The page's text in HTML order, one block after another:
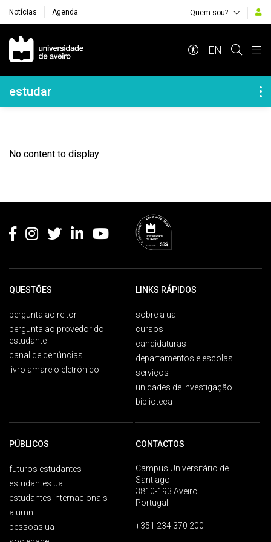
Notícias Agenda Quem sou?
Navegação Principal
EN
Navegação Lateral
estudar
No content to display
QUESTÕES
pergunta ao reitor
pergunta ao provedor do
estudante
canal de denúncias
livro amarelo eletrónico
LINKS RÁPIDOS
sobre a ua
cursos
candidaturas
departamentos e escolas
serviços
unidades de investigação
biblioteca
PÚBLICOS
futuros estudantes
estudantes ua
estudantes internacionais
alumni
pessoas ua
CONTACTOS
Campus Universitário de
Santiago
3810-193 Aveiro
Portugal
+351 234 370 200